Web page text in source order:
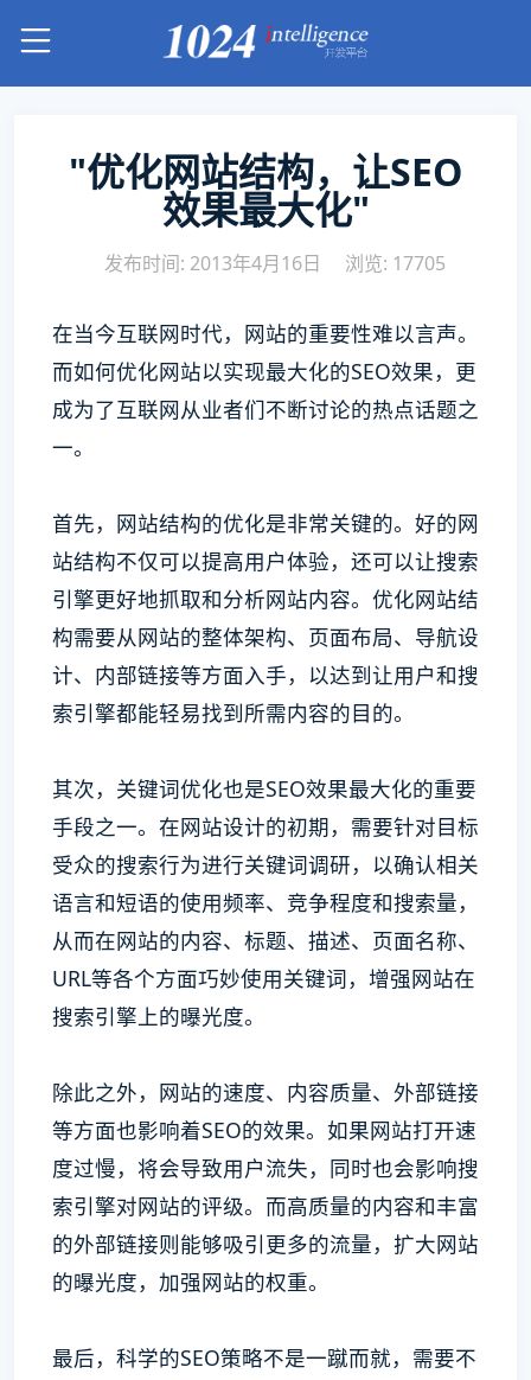
"优化网站结构，让SEO
效果最大化"
发布时间: 2013年4月16日 浏览: 17705
在当今互联网时代，网站的重要性难以言声。
而如何优化网站以实现最大化的SEO效果，更
成为了互联网从业者们不断讨论的热点话题之
一。
首先，网站结构的优化是非常关键的。好的网
站结构不仅可以提高用户体验，还可以让搜索
引擎更好地抓取和分析网站内容。优化网站结
构需要从网站的整体架构、页面布局、导航设
计、内部链接等方面入手，以达到让用户和搜
索引擎都能轻易找到所需内容的目的。
其次，关键词优化也是SEO效果最大化的重要
手段之一。在网站设计的初期，需要针对目标
受众的搜索行为进行关键词调研，以确认相关
语言和短语的使用频率、竞争程度和搜索量，
从而在网站的内容、标题、描述、页面名称、
URL等各个方面巧妙使用关键词，增强网站在
搜索引擎上的曝光度。
除此之外，网站的速度、内容质量、外部链接
等方面也影响着SEO的效果。如果网站打开速
度过慢，将会导致用户流失，同时也会影响搜
索引擎对网站的评级。而高质量的内容和丰富
的外部链接则能够吸引更多的流量，扩大网站
的曝光度，加强网站的权重。
最后，科学的SEO策略不是一蹴而就，需要不